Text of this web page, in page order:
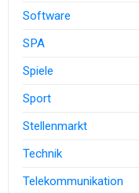
Software
SPA
Spiele
Sport
Stellenmarkt
Technik
Telekommunikation